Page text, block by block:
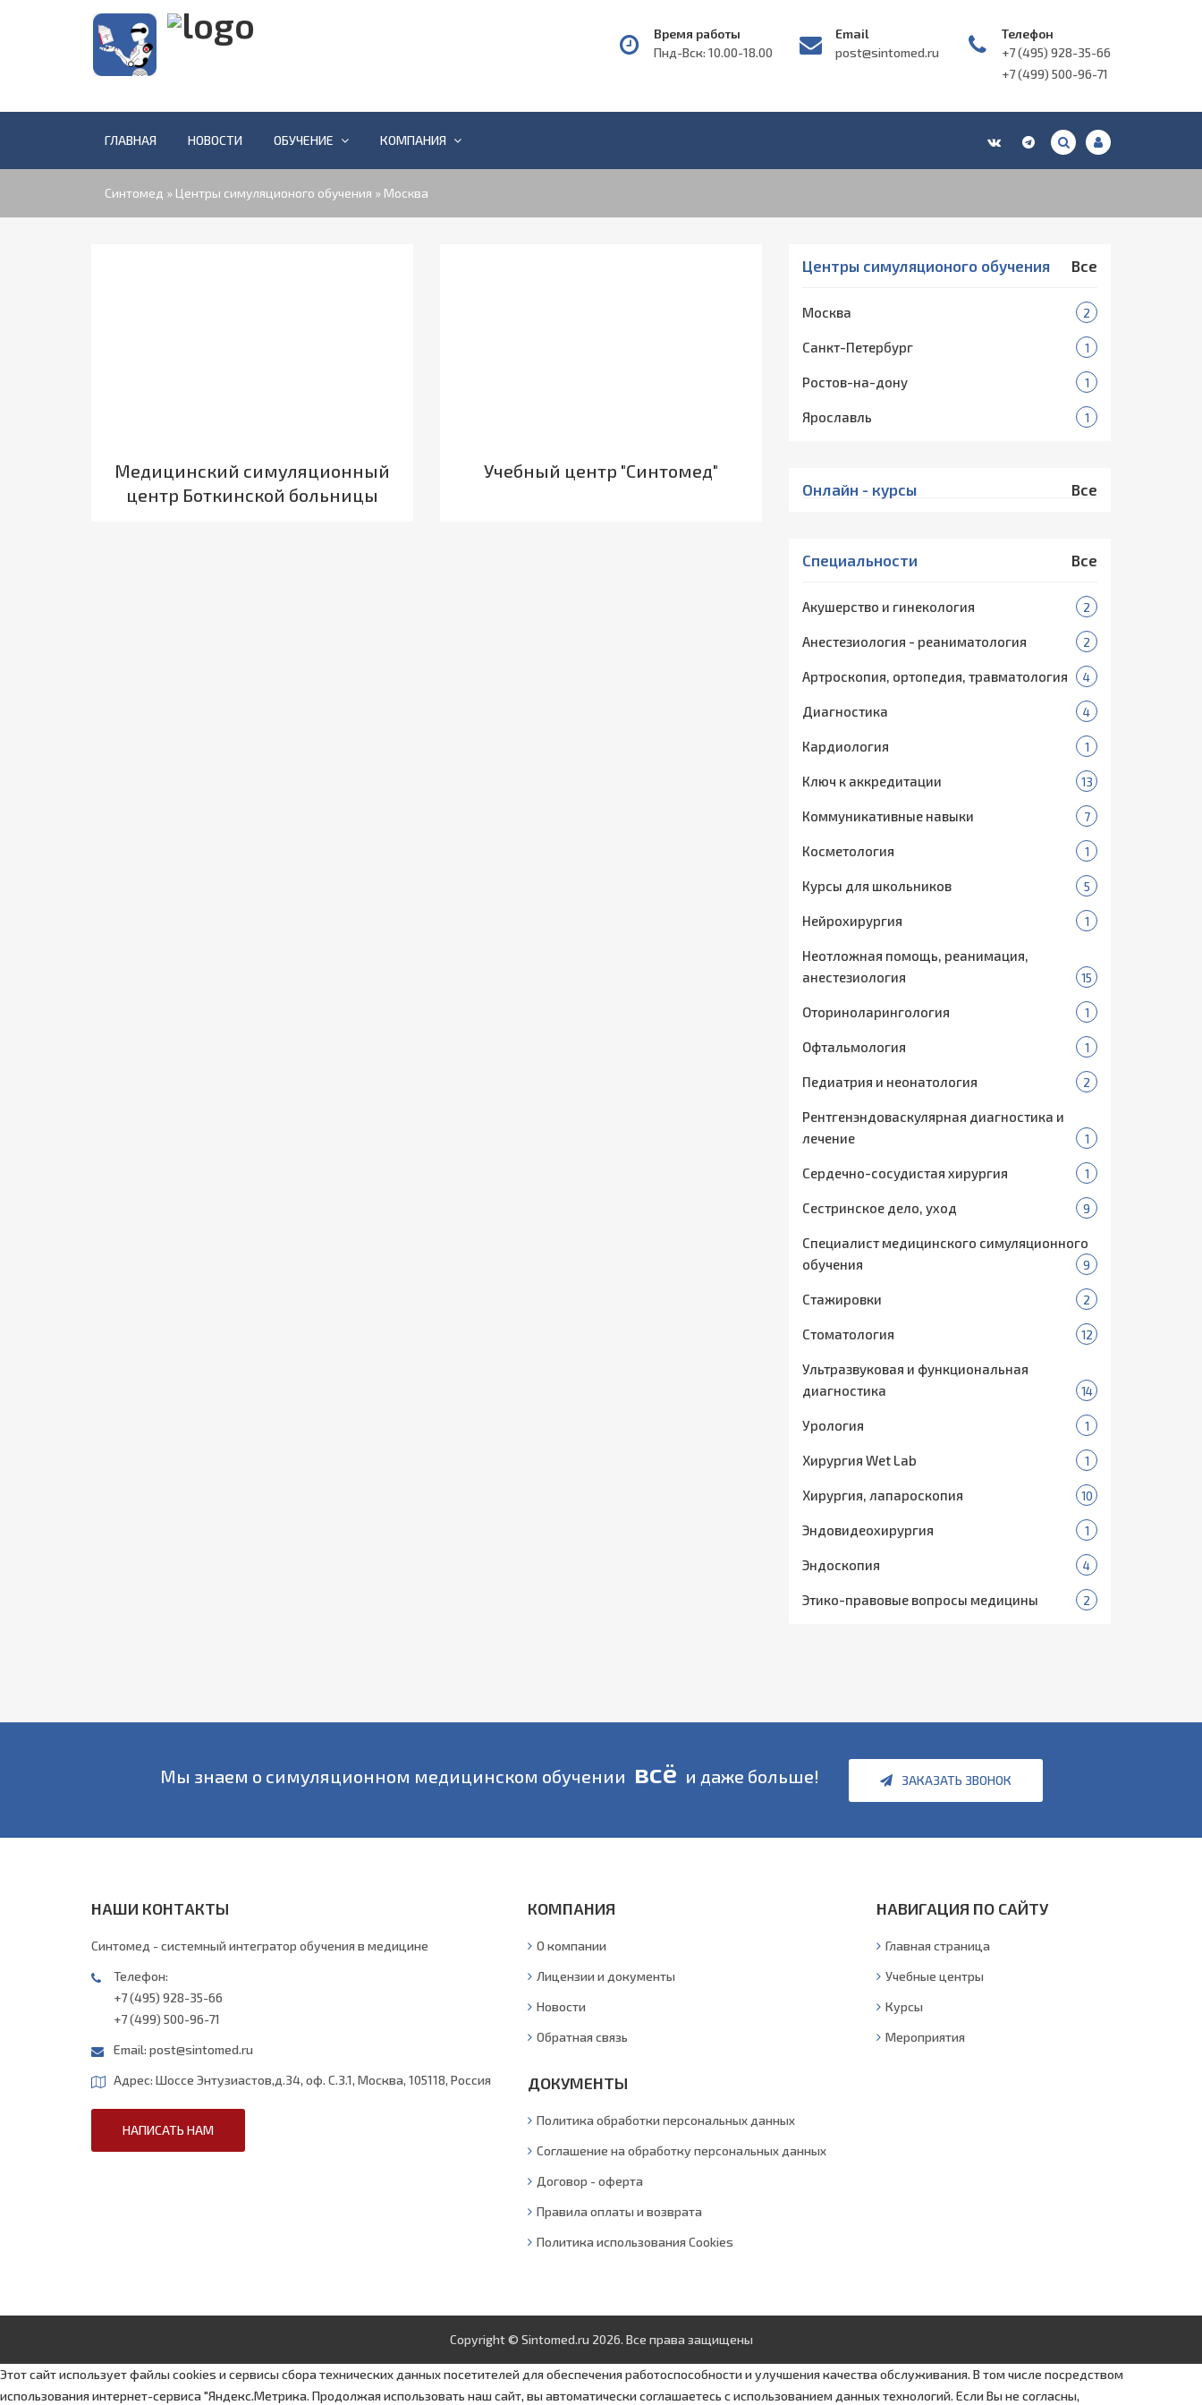
Время работы
Пнд-Вск: 10.00-18.00
Email
post@sintomed.ru
Телефон
+7 (495) 928-35-66
+7 (499) 500-96-71
ГЛАВНАЯ НОВОСТИ ОБУЧЕНИЕ КОМПАНИЯ
Синтомед » Центры симуляционого обучения » Москва
Медицинский симуляционный
центр Боткинской больницы
Учебный центр "Синтомед"
Центры симуляционого обучения Все
Москва 2
Санкт-Петербург 1
Ростов-на-дону 1
Ярославль 1
Онлайн - курсы Все
Специальности Все
Акушерство и гинекология 2
Анестезиология - реаниматология 2
Артроскопия, ортопедия, травматология 4
Диагностика 4
Кардиология 1
Ключ к аккредитации 13
Коммуникативные навыки 7
Косметология 1
Курсы для школьников 5
Нейрохирургия 1
Неотложная помощь, реанимация,
анестезиология
15
Оториноларингология 1
Офтальмология 1
Педиатрия и неонатология 2
Рентгенэндоваскулярная диагностика и
лечение
1
Сердечно-сосудистая хирургия 1
Сестринское дело, уход 9
Специалист медицинского симуляционного
обучения
9
Стажировки 2
Стоматология 12
Ультразвуковая и функциональная
диагностика
14
Урология 1
Хирургия Wet Lab 1
Хирургия, лапароскопия 10
Эндовидеохирургия 1
Эндоскопия 4
Этико-правовые вопросы медицины 2
Мы знаем о симуляционном медицинском обучении всё и даже больше! ЗАКАЗАТЬ ЗВОНОК
НАШИ КОНТАКТЫ
Синтомед - системный интегратор обучения в медицине
Телефон:
+7 (495) 928-35-66
+7 (499) 500-96-71
Email: post@sintomed.ru
Адрес: Шоссе Энтузиастов,д.34, оф. С.3.1, Москва, 105118, Россия
НАПИСАТЬ НАМ
КОМПАНИЯ
О компании
Лицензии и документы
Новости
Обратная связь
ДОКУМЕНТЫ
Политика обработки персональных данных
Соглашение на обработку персональных данных
Договор - оферта
Правила оплаты и возврата
Политика использования Cookies
НАВИГАЦИЯ ПО САЙТУ
Главная страница
Учебные центры
Курсы
Мероприятия
Copyright © Sintomed.ru 2026. Все права защищены
Этот сайт использует файлы cookies и сервисы сбора технических данных посетителей для обеспечения работоспособности и улучшения качества обслуживания. В том числе посредством
использования интернет-сервиса "Яндекс.Метрика. Продолжая использовать наш сайт, вы автоматически соглашаетесь с использованием данных технологий. Если Вы не согласны,